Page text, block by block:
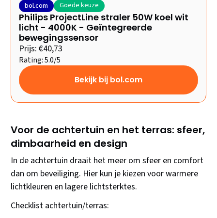
bol.com Goede keuze
Philips ProjectLine straler 50W koel wit
licht - 4000K - Geïntegreerde
bewegingssensor
Prijs: €40,73
Rating: 5.0/5
Bekijk bij bol.com
Voor de achtertuin en het terras: sfeer,
dimbaarheid en design
In de achtertuin draait het meer om sfeer en comfort
dan om beveiliging. Hier kun je kiezen voor warmere
lichtkleuren en lagere lichtsterktes.
Checklist achtertuin/terras: